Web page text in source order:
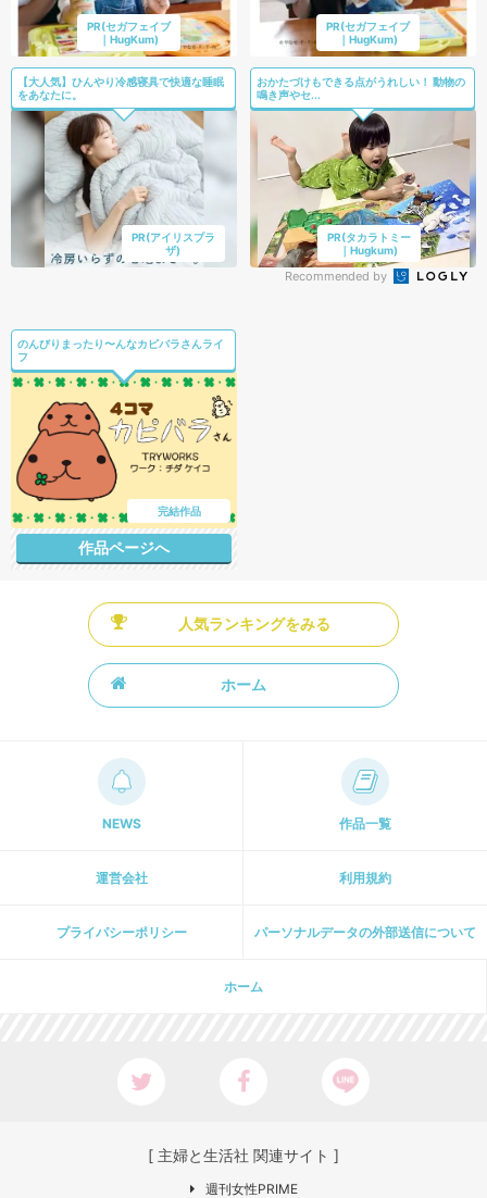
PR(セガフェイブ
｜HugKum)
PR(セガフェイブ
｜HugKum)
【大人気】ひんやり冷感寝具で快適な睡眠
をあなたに。
PR(アイリスプラ
ザ)
おかたづけもできる点がうれしい！ 動物の
鳴き声やセ...
PR(タカラトミー
｜Hugkum)
Recommended by
のんびりまったり〜んなカピバラさんライ
フ
完結作品
作品ページへ
人気ランキングをみる
ホーム
NEWS 作品一覧
運営会社 利用規約
プライパシーポリシー パーソナルデータの外部送信について
ホーム
[ 主婦と生活社 関連サイト ]
週刊女性PRIME